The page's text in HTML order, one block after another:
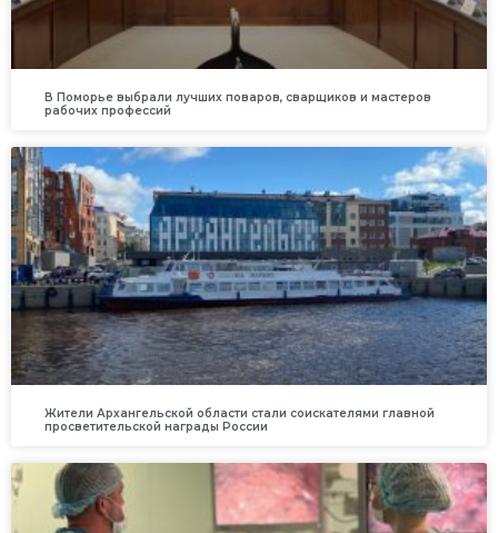
В Поморье выбрали лучших поваров, сварщиков и мастеров
рабочих профессий
Жители Архангельской области стали соискателями главной
просветительской награды России